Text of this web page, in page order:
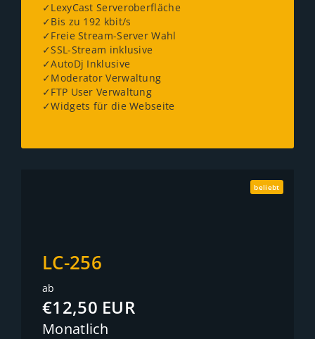
✓LexyCast Serveroberfläche
✓Bis zu 192 kbit/s
✓Freie Stream-Server Wahl
✓SSL-Stream inklusive
✓AutoDj Inklusive
✓Moderator Verwaltung
✓FTP User Verwaltung
✓Widgets für die Webseite
beliebt
LC-256
ab
€12,50 EUR
Monatlich